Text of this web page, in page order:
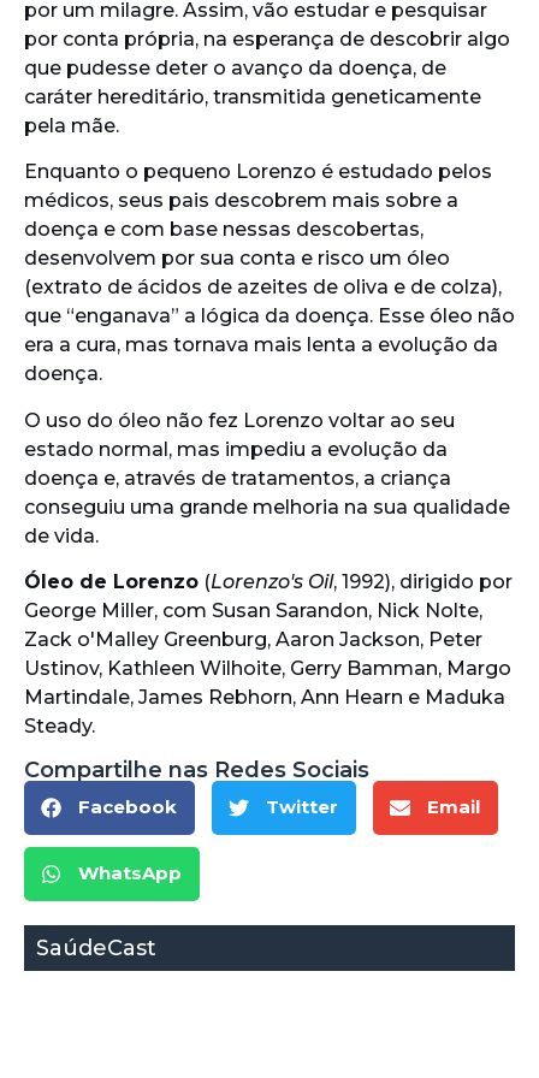
por um milagre. Assim, vão estudar e pesquisar
por conta própria, na esperança de descobrir algo
que pudesse deter o avanço da doença, de
caráter hereditário, transmitida geneticamente
pela mãe.
Enquanto o pequeno Lorenzo é estudado pelos
médicos, seus pais descobrem mais sobre a
doença e com base nessas descobertas,
desenvolvem por sua conta e risco um óleo
(extrato de ácidos de azeites de oliva e de colza),
que “enganava” a lógica da doença. Esse óleo não
era a cura, mas tornava mais lenta a evolução da
doença.
O uso do óleo não fez Lorenzo voltar ao seu
estado normal, mas impediu a evolução da
doença e, através de tratamentos, a criança
conseguiu uma grande melhoria na sua qualidade
de vida.
Óleo de Lorenzo (Lorenzo's Oil, 1992), dirigido por
George Miller, com Susan Sarandon, Nick Nolte,
Zack o'Malley Greenburg, Aaron Jackson, Peter
Ustinov, Kathleen Wilhoite, Gerry Bamman, Margo
Martindale, James Rebhorn, Ann Hearn e Maduka
Steady.
Compartilhe nas Redes Sociais
Facebook Twitter Email
WhatsApp
SaúdeCast